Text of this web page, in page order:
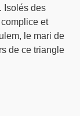
Isolés des
et
le mari de
de ce triangle